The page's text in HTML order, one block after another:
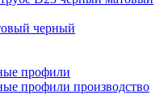
черный
профили
профили производство